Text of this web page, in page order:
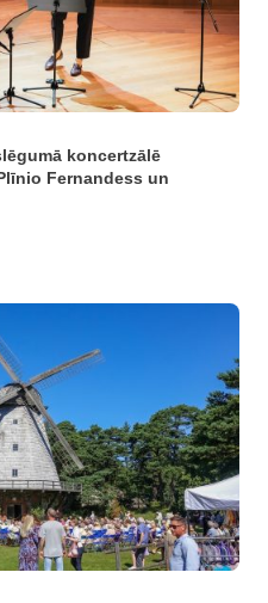
koncertzālē
Fernandess un